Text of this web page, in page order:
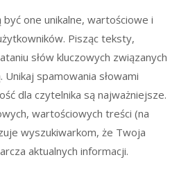
być one unikalne, wartościowe i
Pisząc teksty,
słów kluczowych związanych
spamowania słowami
dla czytelnika są najważniejsze.
wartościowych treści (na
wyszukiwarkom, że Twoja
aktualnych informacji.